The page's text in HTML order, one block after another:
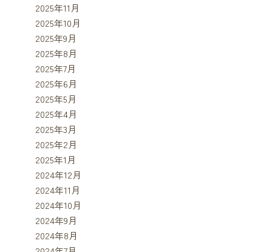
2025年11月
2025年10月
2025年9月
2025年8月
2025年7月
2025年6月
2025年5月
2025年4月
2025年3月
2025年2月
2025年1月
2024年12月
2024年11月
2024年10月
2024年9月
2024年8月